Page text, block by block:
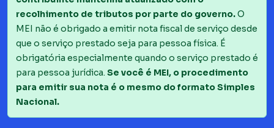
recolhimento de tributos por parte do governo.O
MEI não é obrigado a emitir nota fiscal de serviço desde
que o serviço prestado seja para pessoa física. É
obrigatória especialmente quando o serviço prestado é
para pessoa jurídica. Se você é MEI, o procedimento
para emitir sua nota é o mesmo do formato Simples
Nacional.